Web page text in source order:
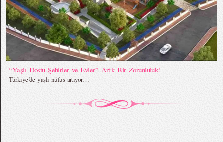
“Yaşlı Dostu Şehirler ve Evler” Artık Bir Zorunluluk!
Türkiye’de yaşlı nüfus artıyor…